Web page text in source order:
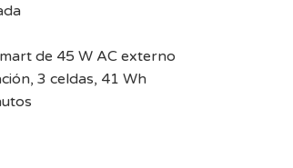
de 45 W AC externo
3 celdas, 41 Wh